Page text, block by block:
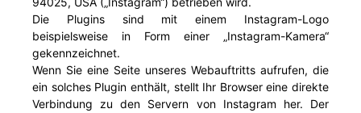
Die Plugins sind mit einem Instagram-Logo
beispielsweise in Form einer „Instagram-Kamera“
gekennzeichnet.
Wenn Sie eine Seite unseres Webauftritts aufrufen, die
ein solches Plugin enthält, stellt Ihr Browser eine direkte
Verbindung zu den Servern von Instagram her. Der